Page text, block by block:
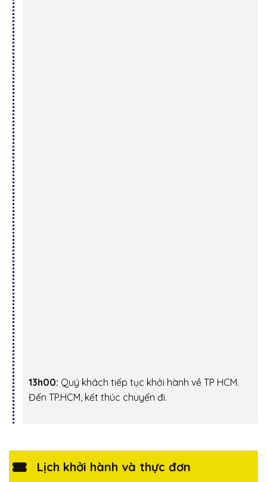
13h00: Quý khách tiếp tục khởi hành về TP HCM.
Đến TP.HCM, kết thúc chuyến đi.
Lịch khởi hành và thực đơn